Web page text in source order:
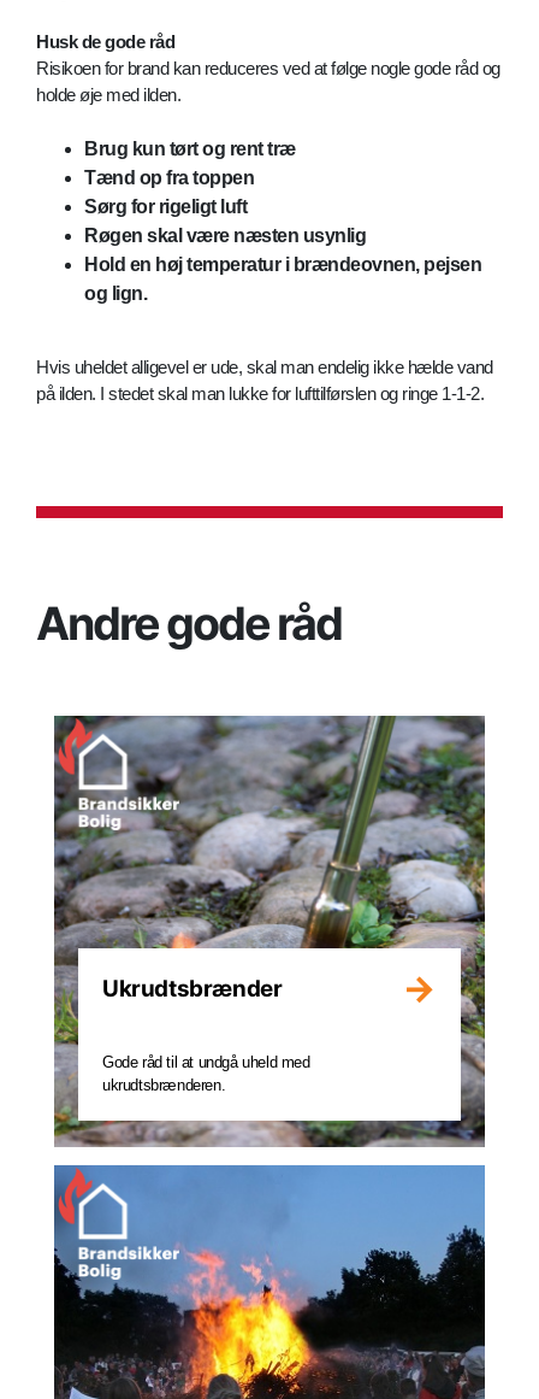
Husk de gode råd
Risikoen for brand kan reduceres ved at følge nogle gode råd og
holde øje med ilden.
Brug kun tørt og rent træ
Tænd op fra toppen
Sørg for rigeligt luft
Røgen skal være næsten usynlig
Hold en høj temperatur i brændeovnen, pejsen
og lign.
Hvis uheldet alligevel er ude, skal man endelig ikke hælde vand
på ilden. I stedet skal man lukke for lufttilførslen og ringe 1-1-2.
Andre gode råd
Ukrudtsbrænder
Gode råd til at undgå uheld med
ukrudtsbrænderen.